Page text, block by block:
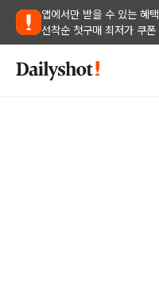
앱에서만 받을 수 있는 혜택
선착순 첫구매 최저가 쿠폰